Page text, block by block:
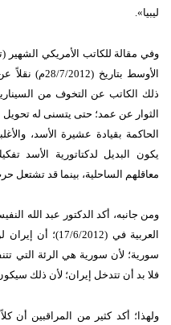
ليبيا».
وفي مقالة للكاتب الأمريكي
الأوسط
ذلك الكاتب عن التخوف من
الثوار عن عمد؛ حتى يتسنى له تحويل
الحاكمة بقيادة عشيرة الأسد،
يكون البديل لدكتاتورية الأسد
معاقلهم الساحلية، بينما قد تشتعل
ومن جانبه، أكد الدكتور عبد الله
العربية في (17/
سورية؛ لأن سورية هي الرئة التي
فلا بد أن تتدخل إيران؛ لأن ذلك
ولهذا؛ أكد كثير من المراقبين أن